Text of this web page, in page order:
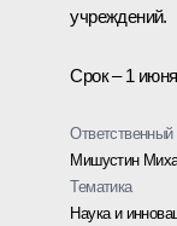
учреждений.
Срок – 1 июня
Ответственный
Мишустин
Тематика
Наука и